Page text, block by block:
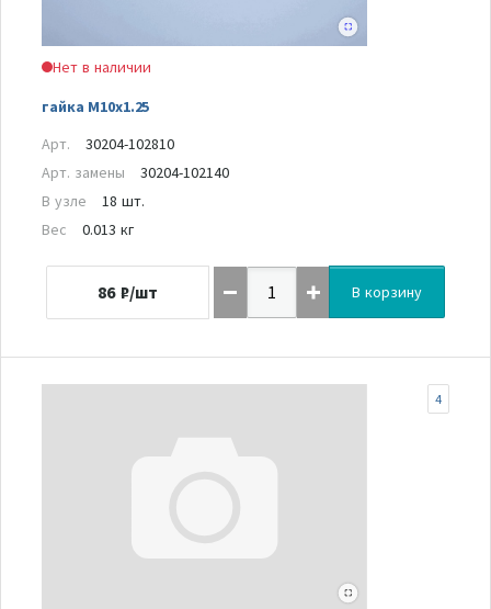
Нет в наличии
гайка M10x1.25
Арт.
30204-102810
Арт. замены
30204-102140
В узле
18 шт.
Вес
0.013 кг
86 ₽/шт В корзину
4